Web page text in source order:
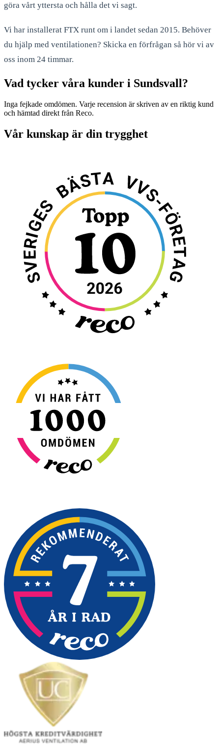
göra vårt yttersta och hålla det vi sagt.
Vi har installerat FTX runt om i landet sedan 2015. Behöver
du hjälp med ventilationen? Skicka en förfrågan så hör vi av
oss inom 24 timmar.
Vad tycker våra kunder i Sundsvall?
Inga fejkade omdömen. Varje recension är skriven av en riktig kund
och hämtad direkt från Reco.
Vår kunskap är din trygghet